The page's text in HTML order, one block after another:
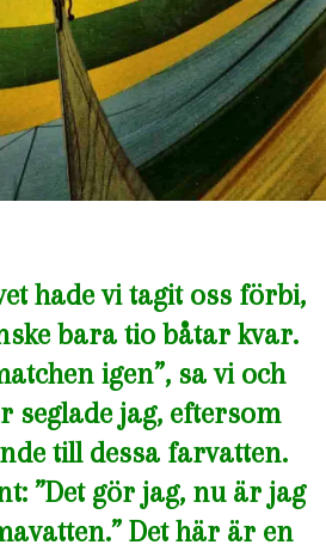
hade vi tagit oss förbi,
bara tio båtar kvar.
igen”, sa vi och
seglade jag, eftersom
till dessa farvatten.
”Det gör jag, nu är jag
Det här är en